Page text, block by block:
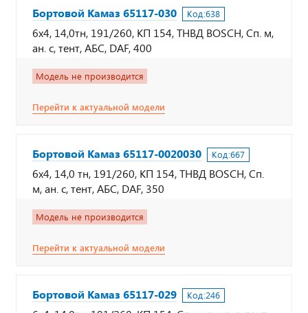
Бортовой Камаз 65117-030 Код:638
6х4, 14,0тн, 191/260, КП 154, ТНВД BOSCH, Сп. м,
ан. с, тент, АБС, DAF, 400
Модель не производится
Перейти к актуальной модели
Бортовой Камаз 65117-0020030 Код:667
6х4, 14,0 тн, 191/260, КП 154, ТНВД BOSCH, Сп.
м, ан. с, тент, АБС, DAF, 350
Модель не производится
Перейти к актуальной модели
Бортовой Камаз 65117-029 Код:246